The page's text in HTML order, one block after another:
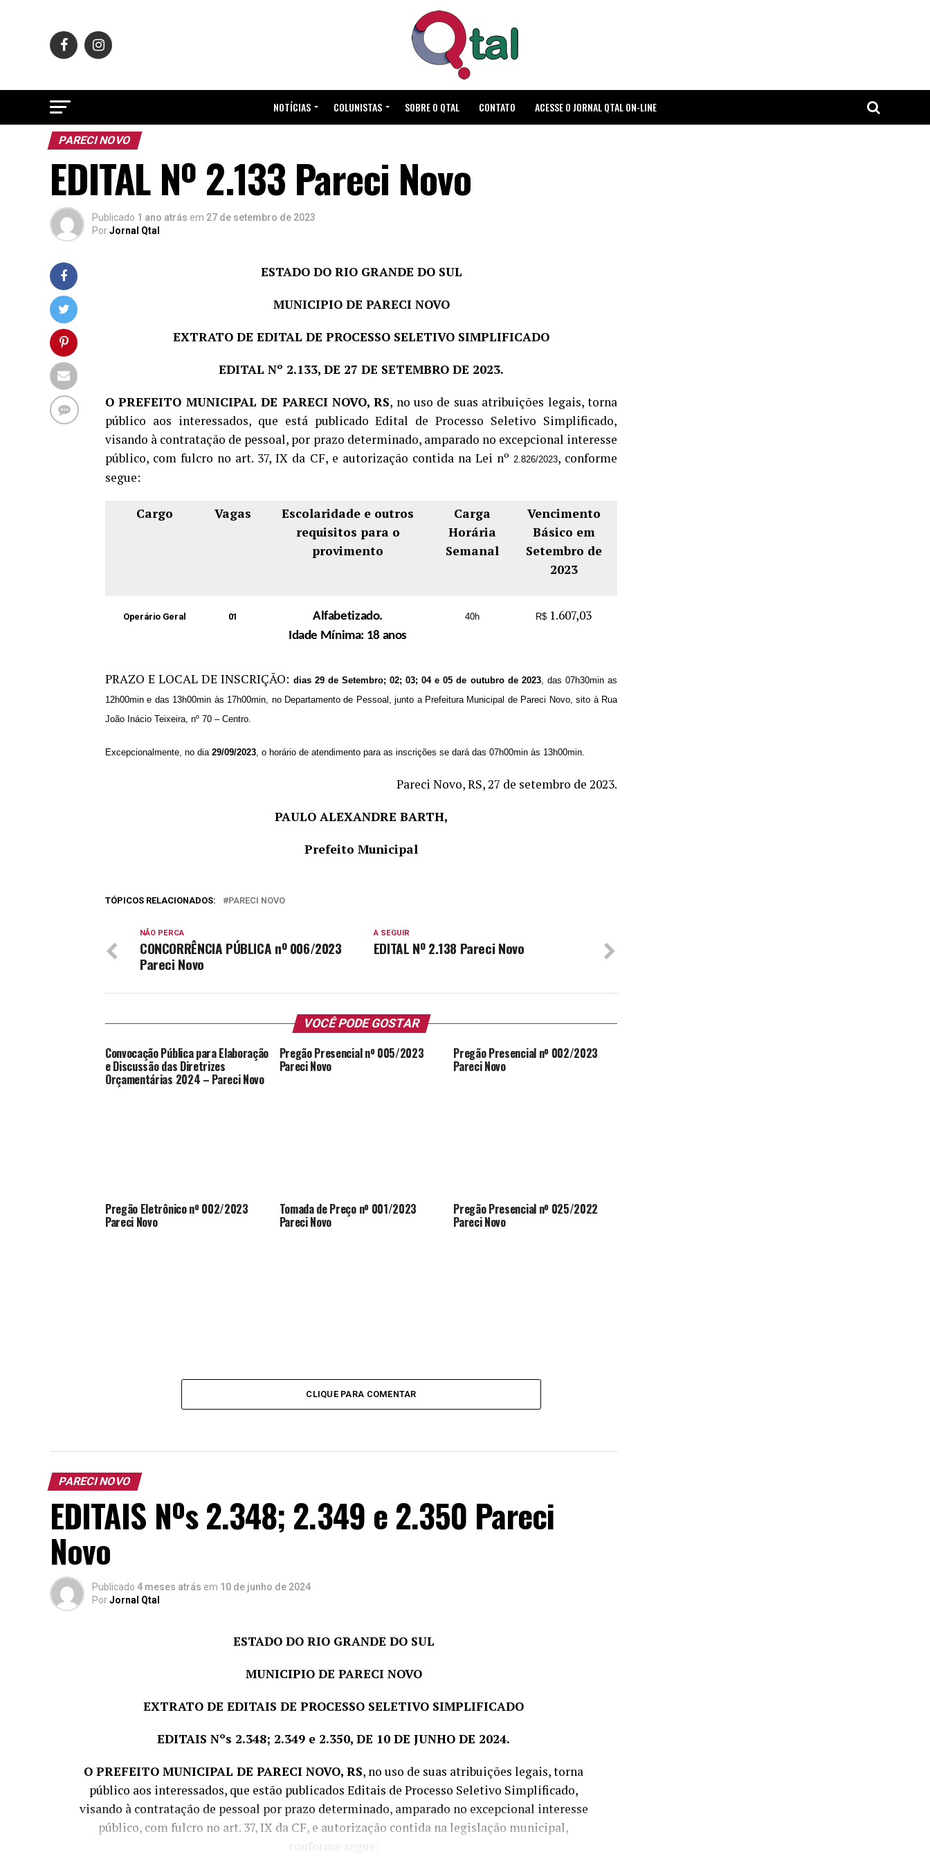
NOTÍCIAS COLUNISTAS SOBRE O QTAL CONTATO ACESSE O JORNAL QTAL ON-LINE
PARECI NOVO
EDITAL Nº 2.133 Pareci Novo
Publicado 1 ano atrás em 27 de setembro de 2023
PorJornal Qtal
ESTADO DO RIO GRANDE DO SUL
MUNICIPIO DE PARECI NOVO
EXTRATO DE EDITAL DE PROCESSO SELETIVO SIMPLIFICADO
EDITAL Nº 2.133, DE 27 DE SETEMBRO DE 2023.
O PREFEITO MUNICIPAL DE PARECI NOVO, RS, no uso de suas atribuições legais, torna
público aos interessados, que está publicado Edital de Processo Seletivo Simplificado,
visando à contratação de pessoal, por prazo determinado, amparado no excepcional interesse
público, com fulcro no art. 37, IX da CF, e autorização contida na Lei nº 2.826/2023, conforme
segue:
Cargo Vagas
Escolaridade e outros
requisitos para o
provimento
Carga
Horária
Semanal
Vencimento
Básico em
Setembro de
2023
Operário Geral 01
Alfabetizado.
Idade Mínima: 18 anos
40h R$ 1.607,03
PRAZO E LOCAL DE INSCRIÇÃO: dias 29 de Setembro; 02; 03; 04 e 05 de outubro de 2023, das 07h30min as
12h00min e das 13h00min às 17h00min, no Departamento de Pessoal, junto a Prefeitura Municipal de Pareci Novo, sito à Rua
João Inácio Teixeira, nº 70 – Centro.
Excepcionalmente, no dia 29/09/2023, o horário de atendimento para as inscrições se dará das 07h00min às 13h00min.
Pareci Novo, RS, 27 de setembro de 2023.
PAULO ALEXANDRE BARTH,
Prefeito Municipal
TÓPICOS RELACIONADOS: PARECI NOVO
A SEGUIR
EDITAL Nº 2.138 Pareci Novo
NÃO PERCA
CONCORRÊNCIA PÚBLICA nº 006/2023
Pareci Novo
VOCÊ PODE GOSTAR
Convocação Pública para Elaboração
e Discussão das Diretrizes
Orçamentárias 2024 – Pareci Novo
Pregão Presencial nº 005/2023
Pareci Novo
Pregão Presencial nº 002/2023
Pareci Novo
Pregão Eletrônico nº 002/2023
Pareci Novo
Tomada de Preço nº 001/2023
Pareci Novo
Pregão Presencial nº 025/2022
Pareci Novo
CLIQUE PARA COMENTAR
PARECI NOVO
EDITAIS Nºs 2.348; 2.349 e 2.350 Pareci
Novo
Publicado 4 meses atrás em 10 de junho de 2024
PorJornal Qtal
ESTADO DO RIO GRANDE DO SUL
MUNICIPIO DE PARECI NOVO
EXTRATO DE EDITAIS DE PROCESSO SELETIVO SIMPLIFICADO
EDITAIS Nºs 2.348; 2.349 e 2.350, DE 10 DE JUNHO DE 2024.
O PREFEITO MUNICIPAL DE PARECI NOVO, RS, no uso de suas atribuições legais, torna
público aos interessados, que estão publicados Editais de Processo Seletivo Simplificado,
visando à contratação de pessoal por prazo determinado, amparado no excepcional interesse
público, com fulcro no art. 37, IX da CF, e autorização contida na legislação municipal,